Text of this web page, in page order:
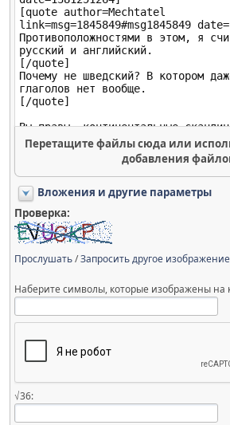
Перетащите файлы сюда или
добавления
Вложения и другие параметры
Проверка:
Прослушать/Запросить другое изображение
Наберите символы, которые изображены на
√36: